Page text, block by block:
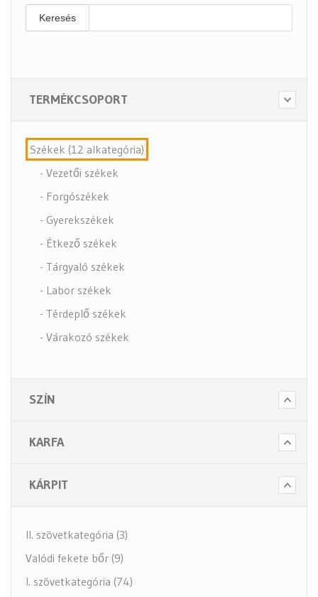
Keresés
TERMÉKCSOPORT
Székek (12 alkategória)
- Vezetői székek
- Forgószékek
- Gyerekszékek
- Étkező székek
- Tárgyaló székek
- Labor székek
- Térdeplő székek
- Várakozó székek
- Nagy teherbírású székek
Higiénia (14 alkategória)
SZÍN
KARFA
KÁRPIT
II. szövetkategória (3)
Valódi fekete bőr (9)
I. szövetkategória (74)